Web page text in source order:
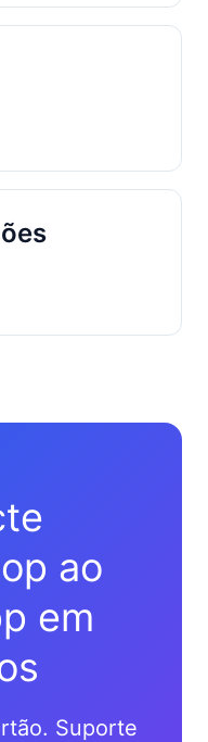
ao
em
Suporte